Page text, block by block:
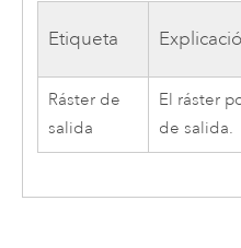
Etiqueta
Ráster de
salida
El ráster
de salida.